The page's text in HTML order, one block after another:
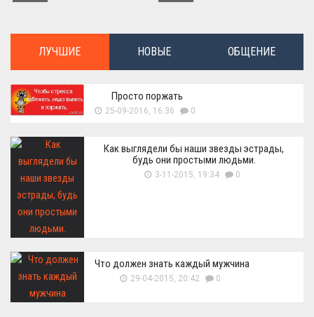
ЛУЧШИЕ НОВЫЕ ОБЩЕНИЕ
Просто поржать
25-09-2016, 16:36 0
Как выглядели бы наши звезды эстрады,
будь они простыми людьми.
3-11-2015, 19:34 0
Что должен знать каждый мужчина
29-04-2015, 20:42 0